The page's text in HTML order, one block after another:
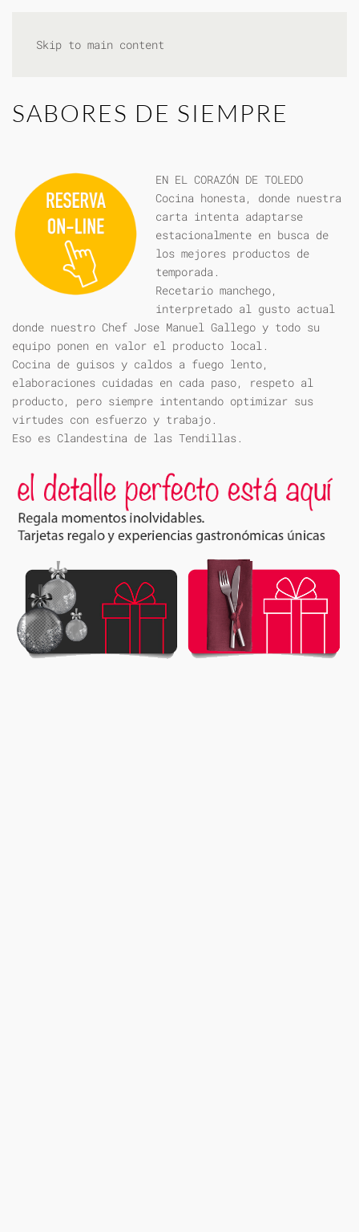
Skip to main content
SABORES DE SIEMPRE
EN EL CORAZÓN DE TOLEDO
Cocina honesta, donde nuestra
carta intenta adaptarse
estacionalmente en busca de
los mejores productos de
temporada.
Recetario manchego,
interpretado al gusto actual
donde nuestro Chef Jose Manuel Gallego y todo su
equipo ponen en valor el producto local.
Cocina de guisos y caldos a fuego lento,
elaboraciones cuidadas en cada paso, respeto al
producto, pero siempre intentando optimizar sus
virtudes con esfuerzo y trabajo.
Eso es Clandestina de las Tendillas.